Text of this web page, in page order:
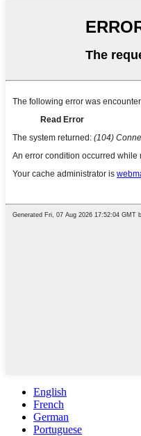
English
French
German
Portuguese